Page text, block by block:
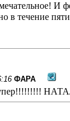
И
в течение
ФАРА
Супер!!!!!!!!!